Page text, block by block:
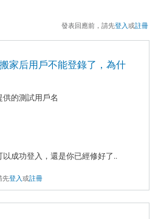
發表回應前，請先登入或註冊
家后用戶不能登錄了，為什
的測試用戶名
以成功登入，還是你已經修好了..
先登入或註冊